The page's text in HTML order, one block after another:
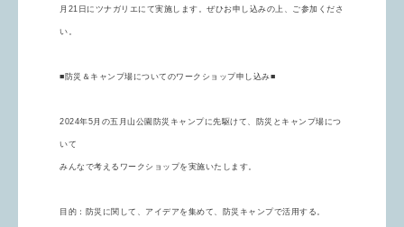
月21日にツナガリエにて実施します。ぜひお申し込みの上、ご参加くださ
い。
■防災＆キャンプ場についてのワークショップ申し込み■
2024年5月の五月山公園防災キャンプに先駆けて、防災とキャンプ場につ
いて
みんなで考えるワークショップを実施いたします。
目的：防災に関して、アイデアを集めて、防災キャンプで活用する。